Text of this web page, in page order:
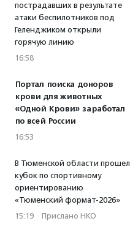
пострадавших в результате
атаки беспилотников под
Геленджиком открыли
горячую линию
16:58
Портал поиска доноров
крови для животных
«Одной Крови» заработал
по всей России
16:53
В Тюменской области прошел
кубок по спортивному
ориентированию
«Тюменский формат-2026»
15:19 · Прислано НКО